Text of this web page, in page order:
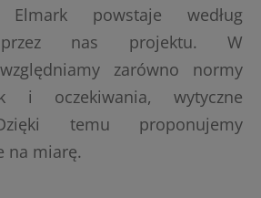
powstaje według
przez nas projektu. W
zarówno normy
i oczekiwania, wytyczne
temu proponujemy
na miarę.